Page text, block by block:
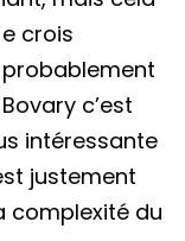
crois
c’est
intéressante
justement
complexité du